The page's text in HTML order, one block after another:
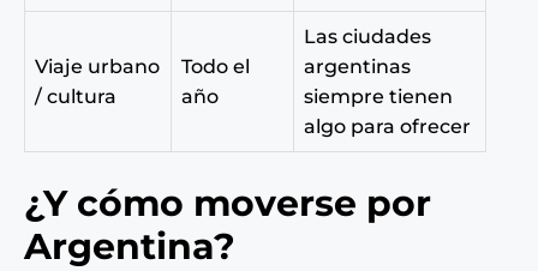
Viaje urbano
/ cultura
Todo el
año
Las ciudades
argentinas
siempre tienen
algo para ofrecer
¿Y cómo moverse por
Argentina?